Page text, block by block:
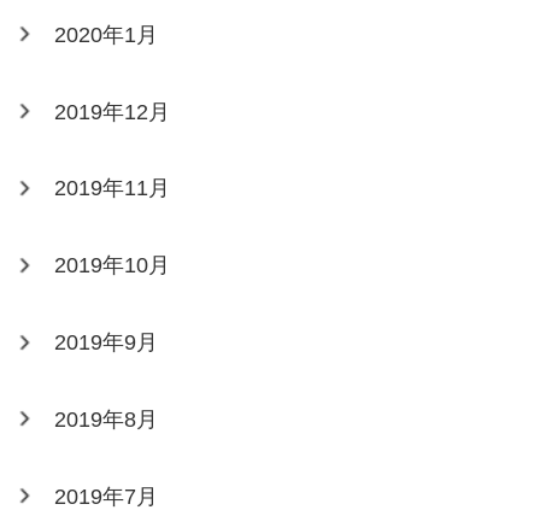
2020年1月
2019年12月
2019年11月
2019年10月
2019年9月
2019年8月
2019年7月